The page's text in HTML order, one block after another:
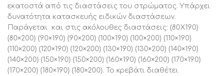
εκατοστά από τις διαστάσεις του στρώματος. Υπάρχει
δυνατότητα κατασκευής ειδικών διαστάσεων.
Παράγεται και στις ακόλουθες διαστάσεις: (80X190)
(80×200) (90×190) (90×200) (100×190) (100×200) (110×190)
(110×200) (120×190) (120×200) (130×190) (130×200) (140×190)
(140×200) (150×190) (150×200) (160×190) (160×200) (170×190)
(170×200) (180×190) (180×200). To κρεβάτι διαθέτει